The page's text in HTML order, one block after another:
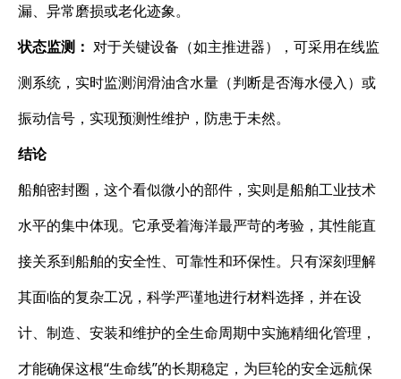
漏、异常磨损或老化迹象。
状态监测：​ ​ 对于关键设备（如主推进器），可采用在线监
测系统，实时监测润滑油含水量（判断是否海水侵入）或
振动信号，实现预测性维护，防患于未然。
结论
船舶密封圈，这个看似微小的部件，实则是船舶工业技术
水平的集中体现。它承受着海洋最严苛的考验，其性能直
接关系到船舶的安全性、可靠性和环保性。只有深刻理解
其面临的复杂工况，科学严谨地进行材料选择，并在设
计、制造、安装和维护的全生命周期中实施精细化管理，
才能确保这根“生命线”的长期稳定，为巨轮的安全远航保